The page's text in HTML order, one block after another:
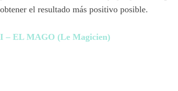
obtener el resultado más positivo posible.
I – EL MAGO (Le Magicien)